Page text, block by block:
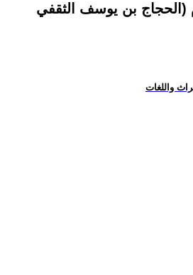
(الحجاج بن يوسف الثقفي
واللغات